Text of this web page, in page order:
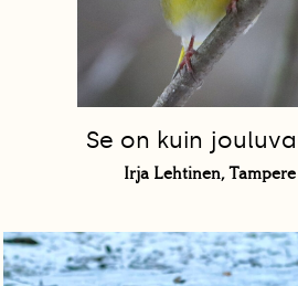
Se on kuin
Irja Lehtinen, Tampere